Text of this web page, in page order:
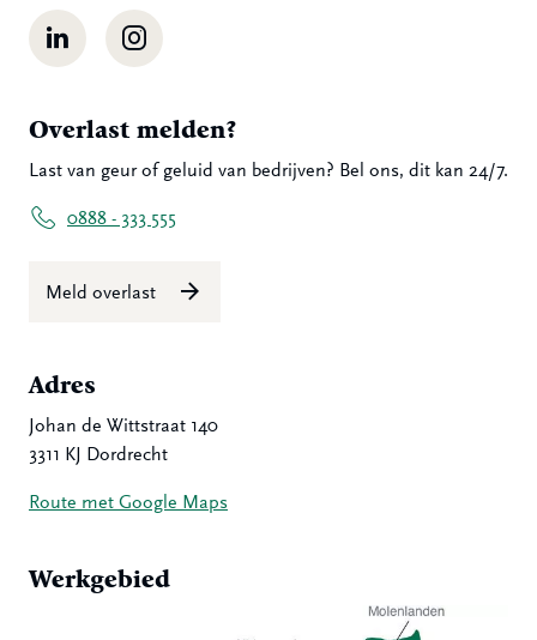
LinkedIn Instagram
Overlast melden?
Last van geur of geluid van bedrijven? Bel ons, dit kan 24/7.
0888 - 333 555
Meld overlast
Adres
Johan de Wittstraat 140
3311 KJ Dordrecht
Route met Google Maps
Werkgebied